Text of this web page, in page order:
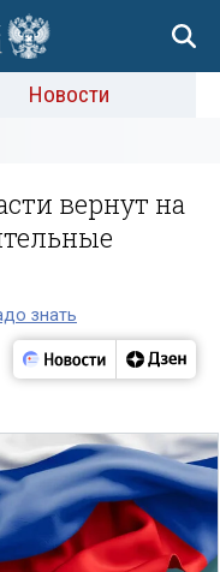
Новости
вернут на
знать